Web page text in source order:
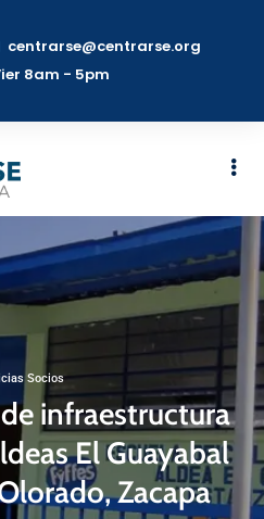
centrarse@centrarse.org
8am - 5pm
Socios
infraestructura
El Guayabal
Zacapa